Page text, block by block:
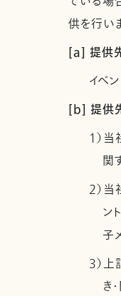
供を行い
[a] 提供
イベ
[b] 提供
1）
関
2）当
ン
子
3）
き